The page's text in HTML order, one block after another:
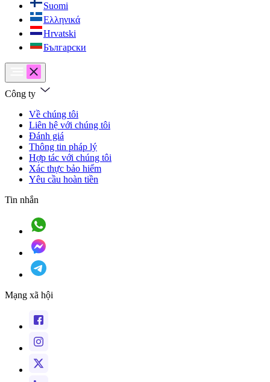
Suomi
Ελληνικά
Hrvatski
Български
Công ty
Về chúng tôi
Liên hệ với chúng tôi
Đánh giá
Thông tin pháp lý
Hợp tác với chúng tôi
Xác thực bảo hiểm
Yêu cầu hoàn tiền
Tin nhắn
Mạng xã hội